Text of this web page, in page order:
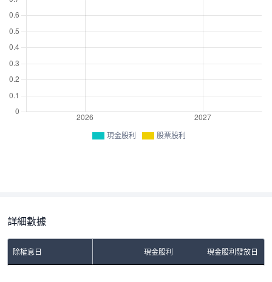
現金股利 股票股利
詳細數據
除權息日 現金股利 現金股利發放日